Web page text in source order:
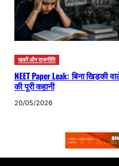
खबरें और राजनीति
NEET Paper Leak: बिना खिड़की
की पूरी कहानी
20/05/2026